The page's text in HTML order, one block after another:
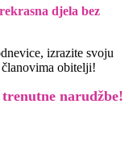
djela bez
izrazite svoju
obitelji!
narudžbe!